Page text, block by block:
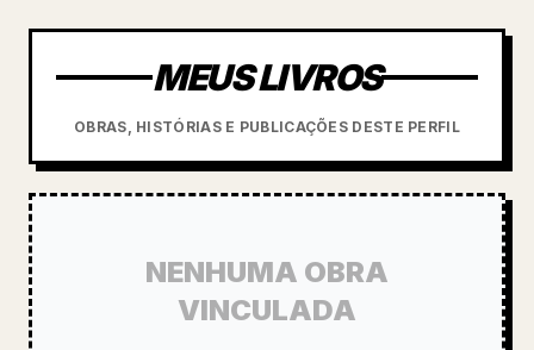
MEUS LIVROS
OBRAS, HISTÓRIAS E PUBLICAÇÕES DESTE PERFIL
NENHUMA OBRA
VINCULADA